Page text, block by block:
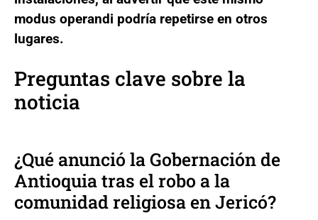
modus operandi podría repetirse en otros
lugares.
Preguntas clave sobre la
noticia
¿Qué anunció la Gobernación de
Antioquia tras el robo a la
comunidad religiosa en Jericó?